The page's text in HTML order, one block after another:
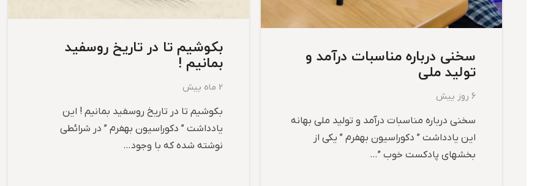
سخنی درباره مناسبات درآمد و
تولید ملی
6 روز پیش
سخنی درباره مناسبات درآمد و تولید ملی بهانه
این یادداشت ” دکوراسیون بهفرم ” یکی از
بخشهای پادکست خوب ”…
بکوشیم تا در تاریخ روسفید
بمانیم !
2 ماه پیش
بکوشیم تا در تاریخ روسفید بمانیم ! این
یادداشت ” دکوراسیون بهفرم ” در شرائطی
نوشته شده که با وجود…